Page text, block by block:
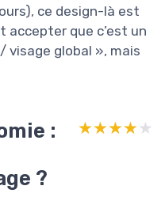
ce design-là est
accepter que c’est un
visage global », mais
:
?
★★★★★
★★★★★